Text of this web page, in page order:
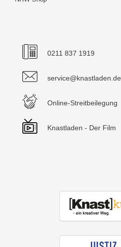
0211 837 1919
service@knastladen.de
Online-Streitbeilegung
Knastladen - Der Film